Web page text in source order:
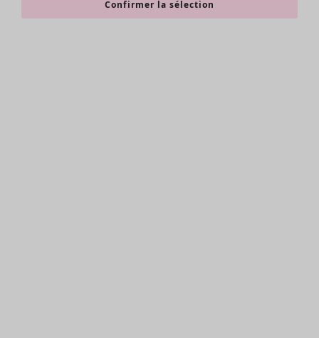
Confirmer la sélection